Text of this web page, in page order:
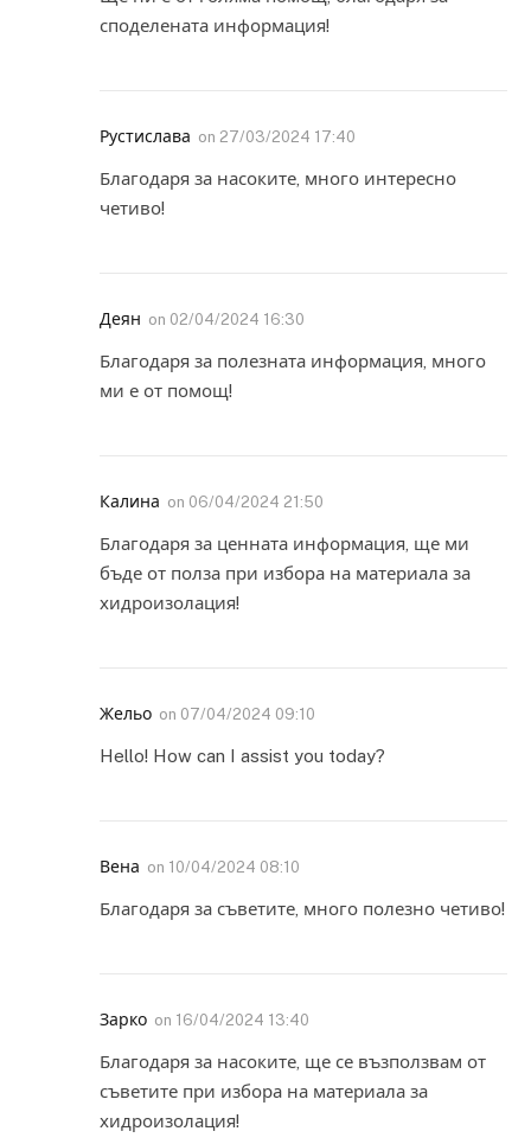
споделената информация!
Рустислава on 27/03/2024 17:40
Благодаря за насоките, много интересно
четиво!
Деян on 02/04/2024 16:30
Благодаря за полезната информация, много
ми е от помощ!
Калина on 06/04/2024 21:50
Благодаря за ценната информация, ще ми
бъде от полза при избора на материала за
хидроизолация!
Жельо on 07/04/2024 09:10
Hello! How can I assist you today?
Вена on 10/04/2024 08:10
Благодаря за съветите, много полезно четиво!
Зарко on 16/04/2024 13:40
Благодаря за насоките, ще се възползвам от
съветите при избора на материала за
хидроизолация!